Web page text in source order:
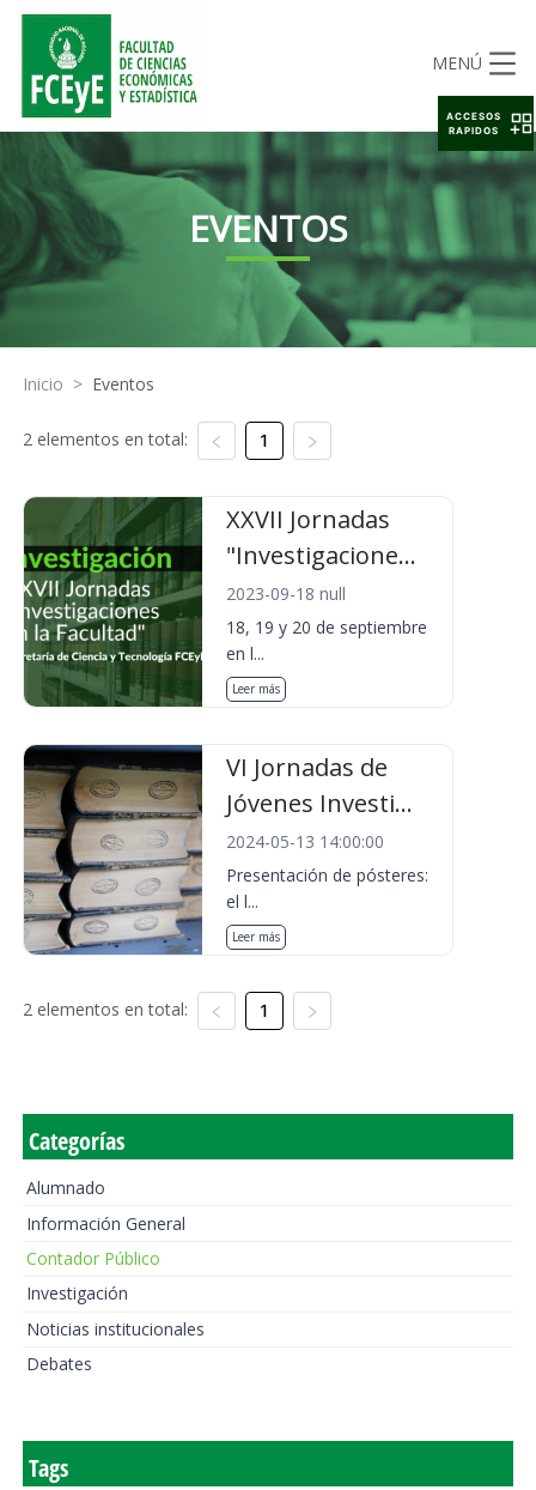
MENÚ
EVENTOS
Inicio > Eventos
2 elementos en total: 1
XXVII Jornadas
"Investigacione...
2023-09-18 null
18, 19 y 20 de septiembre
en l...
Leer más
VI Jornadas de
Jóvenes Investi...
2024-05-13 14:00:00
Presentación de pósteres:
el l...
Leer más
2 elementos en total: 1
Categorías
Alumnado
Información General
Contador Público
Investigación
Noticias institucionales
Debates
Tags
ACCESOS
RAPIDOS